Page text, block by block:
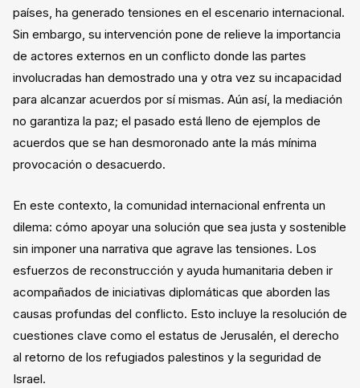
países, ha generado tensiones en el escenario internacional.
Sin embargo, su intervención pone de relieve la importancia
de actores externos en un conflicto donde las partes
involucradas han demostrado una y otra vez su incapacidad
para alcanzar acuerdos por sí mismas. Aún así, la mediación
no garantiza la paz; el pasado está lleno de ejemplos de
acuerdos que se han desmoronado ante la más mínima
provocación o desacuerdo.
En este contexto, la comunidad internacional enfrenta un
dilema: cómo apoyar una solución que sea justa y sostenible
sin imponer una narrativa que agrave las tensiones. Los
esfuerzos de reconstrucción y ayuda humanitaria deben ir
acompañados de iniciativas diplomáticas que aborden las
causas profundas del conflicto. Esto incluye la resolución de
cuestiones clave como el estatus de Jerusalén, el derecho
al retorno de los refugiados palestinos y la seguridad de
Israel.